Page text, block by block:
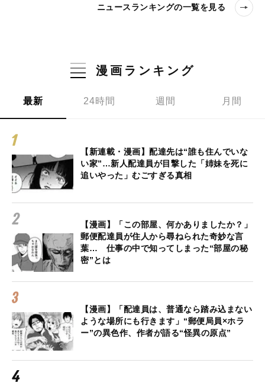
ニュースランキングの一覧を見る
漫画ランキング
最新 24時間 週間 月間
【新連載・漫画】配達先は“誰も住んでいな
い家”…新人配達員が目撃した「姉妹を死に
追いやった」むごすぎる真相
【漫画】「この部屋、何かありましたか？」
郵便配達員が住人から尋ねられた奇妙な言
葉… 仕事の中で知ってしまった“部屋の秘
密”とは
【漫画】「配達員は、普通なら踏み込まない
ような場所にも行きます」“郵便局員×ホラ
ー”の異色作、作者が語る“怪異の原点”